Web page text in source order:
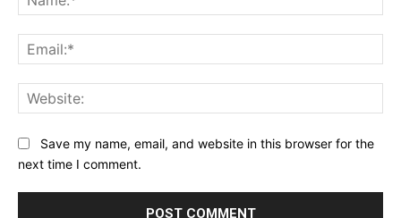
Save my name, email, and website in this browser for the
next time I comment.